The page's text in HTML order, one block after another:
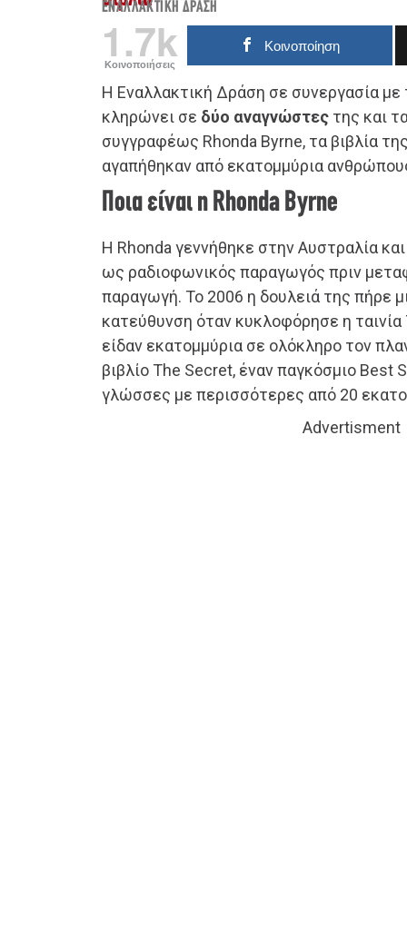
ΕΝΑΛΛΑΚΤΙΚΉ ΔΡΆΣΗ
1.7k
Κοινοποιήσεις
Κοινοποίηση
Η Εναλλακτική Δράση σε συνεργασία με
κληρώνει σε δύο αναγνώστες της και
συγγραφέως Rhonda Byrne, τα βιβλία
αγαπήθηκαν από εκατομμύρια
Ποια είναι η Rhonda Byrne
Η Rhonda γεννήθηκε στην Αυστραλία
ως ραδιοφωνικός παραγωγός πριν
παραγωγή. Το 2006 η δουλειά της πήρε
κατεύθυνση όταν κυκλοφόρησε η ταινία
είδαν εκατομμύρια σε ολόκληρο τον
βιβλίο The Secret, έναν παγκόσμιο Best
γλώσσες με περισσότερες από 20
Advertisment